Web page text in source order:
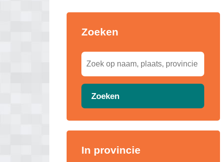
Zoeken
Zoeken
In provincie